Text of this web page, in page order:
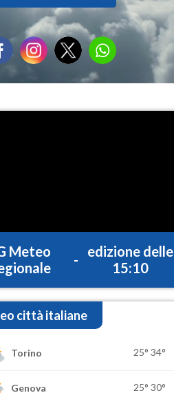
Meteo
-
edizione delle
15:10
città italiane
Torino 25° 34°
Genova 25° 30°